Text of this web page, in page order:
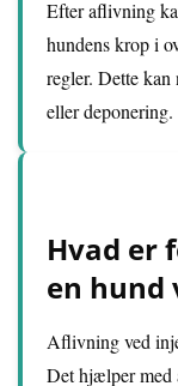
Efter aflivning
hundens krop i
regler. Dette kan
eller deponering.
Hvad er
en hund
Aflivning ved
Det hjælper med